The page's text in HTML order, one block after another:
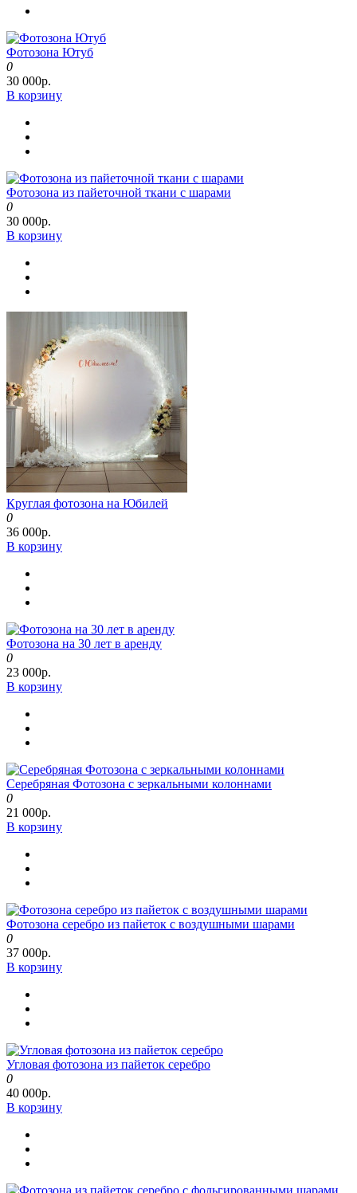
Фотозона Ютуб
0
30 000р.
В корзину
Фотозона из пайеточной ткани с шарами
0
30 000р.
В корзину
Круглая фотозона на Юбилей
0
36 000р.
В корзину
Фотозона на 30 лет в аренду
0
23 000р.
В корзину
Серебряная Фотозона с зеркальными колоннами
0
21 000р.
В корзину
Фотозона серебро из пайеток с воздушными шарами
0
37 000р.
В корзину
Угловая фотозона из пайеток серебро
0
40 000р.
В корзину